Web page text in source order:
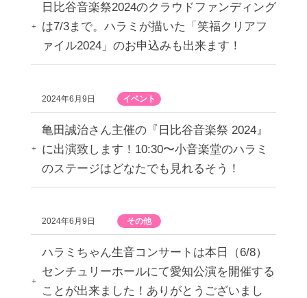
日比谷音楽祭2024のクラウドファンディング
は7/3まで。ハラミが描いた「笑福クリアフ
ァイル2024」のお申込みも出来ます！
2024年6月9日 イベント
亀田誠治さん主催の『日比谷音楽祭 2024』
に出演致します！10:30〜小音楽堂のハラミ
のステージはどなたでも見れるそう！
2024年6月9日 その他
ハラミちゃん生音コンサートは本日（6/8）
センチュリーホールにて愛知公演を開催する
ことが出来ました！ありがとうございまし